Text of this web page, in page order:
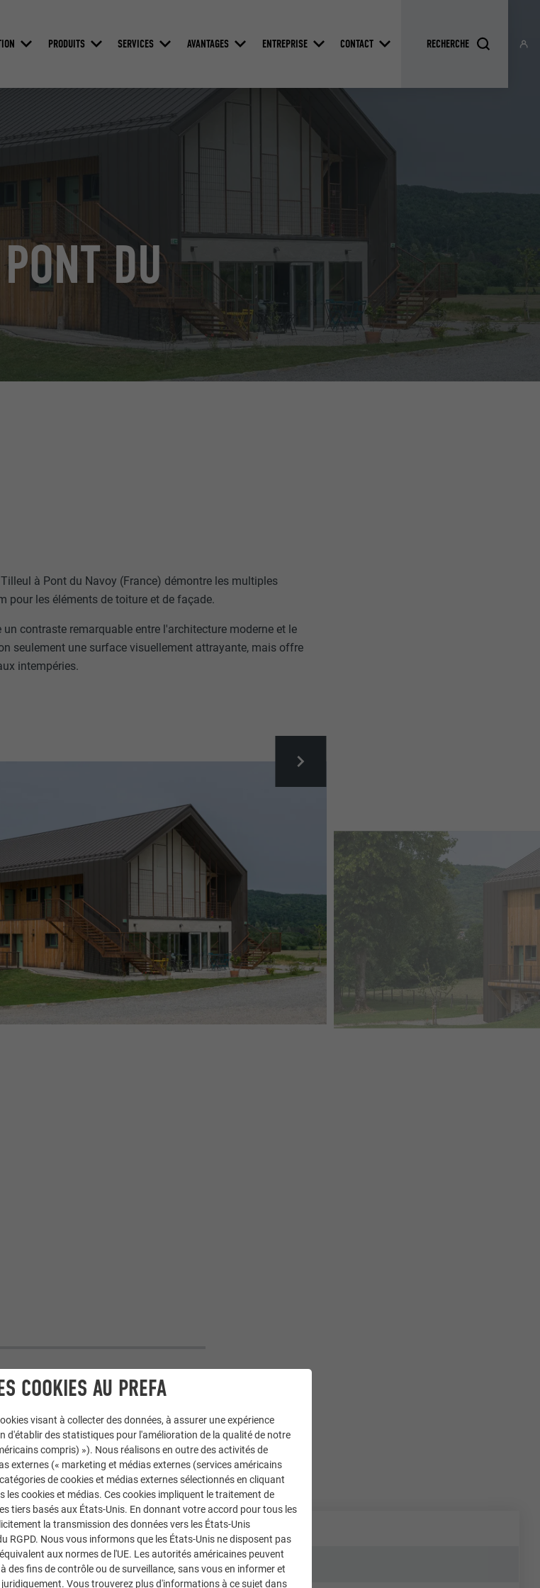
PRODUITS SERVICES AVANTAGES ENTREPRISE CONTACT
DU
à Pont du Navoy (France) démontre les multiples
pour les éléments de toiture et de façade.
un contraste remarquable entre l'architecture moderne et le
seulement une surface visuellement attrayante, mais offre
intempéries.
COOKIES AU PREFA
visant à collecter des données, à assurer une expérience
d'établir des statistiques pour l'amélioration de la qualité de notre
compris) »). Nous réalisons en outre des activités de
externes (« marketing et médias externes (services américains
de cookies et médias externes sélectionnés en cliquant
les cookies et médias. Ces cookies impliquent le traitement de
tiers basés aux États-Unis. En donnant votre accord pour tous les
la transmission des données vers les États-Unis
RGPD. Nous vous informons que les États-Unis ne disposent pas
aux normes de l'UE. Les autorités américaines peuvent
des fins de contrôle ou de surveillance, sans vous en informer et
Vous trouverez plus d'informations à ce sujet dans